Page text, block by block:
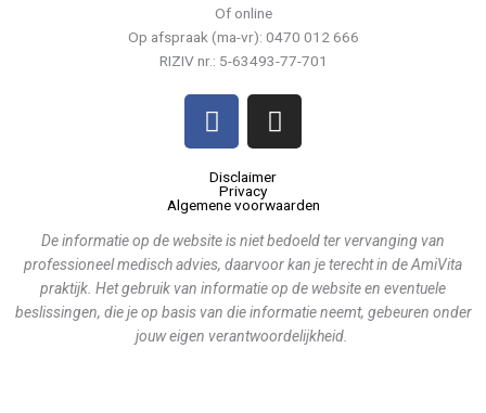
Of online
Op afspraak (ma-vr): 0470 012 666
RIZIV nr.: 5-63493-77-701
F
a
e
b
o
o
k
I
n
t
a
g
r
a
m
Disclaimer
Privacy
Algemene voorwaarden
De informatie op de website is niet bedoeld ter vervanging van
professioneel medisch advies, daarvoor kan je terecht in de AmiVita
praktijk. Het gebruik van informatie op de website en eventuele
beslissingen, die je op basis van die informatie neemt, gebeuren onder
jouw eigen verantwoordelijkheid.